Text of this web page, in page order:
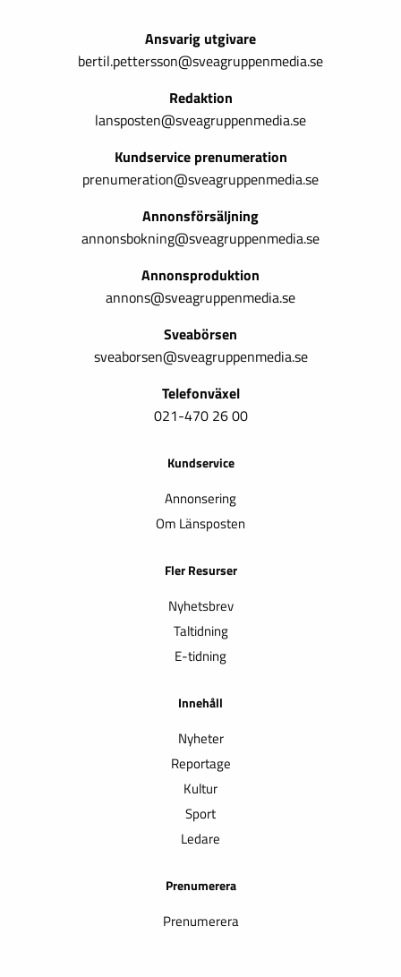
Ansvarig utgivare
bertil.pettersson@sveagruppenmedia.se
Redaktion
lansposten@sveagruppenmedia.se
Kundservice prenumeration
prenumeration@sveagruppenmedia.se
Annonsförsäljning
annonsbokning@sveagruppenmedia.se
Annonsproduktion
annons@sveagruppenmedia.se
Sveabörsen
sveaborsen@sveagruppenmedia.se
Telefonväxel
021-470 26 00
Kundservice
Annonsering
Om Länsposten
Fler Resurser
Nyhetsbrev
Taltidning
E-tidning
Innehåll
Nyheter
Reportage
Kultur
Sport
Ledare
Prenumerera
Prenumerera